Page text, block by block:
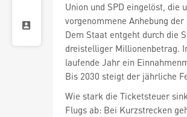
Union und SPD eingelöst, die
vorgenommene Anhebung
Dem Staat entgeht durch die
dreistelliger Millionenbetrag.
laufende Jahr ein
Bis 2030 steigt der jährliche
Wie stark die Ticketsteuer
Flugs ab: Bei Kurzstrecken